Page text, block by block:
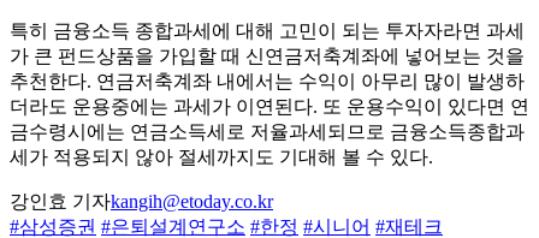
특히 금융소득 종합과세에 대해 고민이 되는 투자자라면 과세
가 큰 펀드상품을 가입할 때 신연금저축계좌에 넣어보는 것을
추천한다. 연금저축계좌 내에서는 수익이 아무리 많이 발생하
더라도 운용중에는 과세가 이연된다. 또 운용수익이 있다면 연
금수령시에는 연금소득세로 저율과세되므로 금융소득종합과
세가 적용되지 않아 절세까지도 기대해 볼 수 있다.
강인효 기자kangih@etoday.co.kr
#삼성증권 #은퇴설계연구소 #한정 #시니어 #재테크